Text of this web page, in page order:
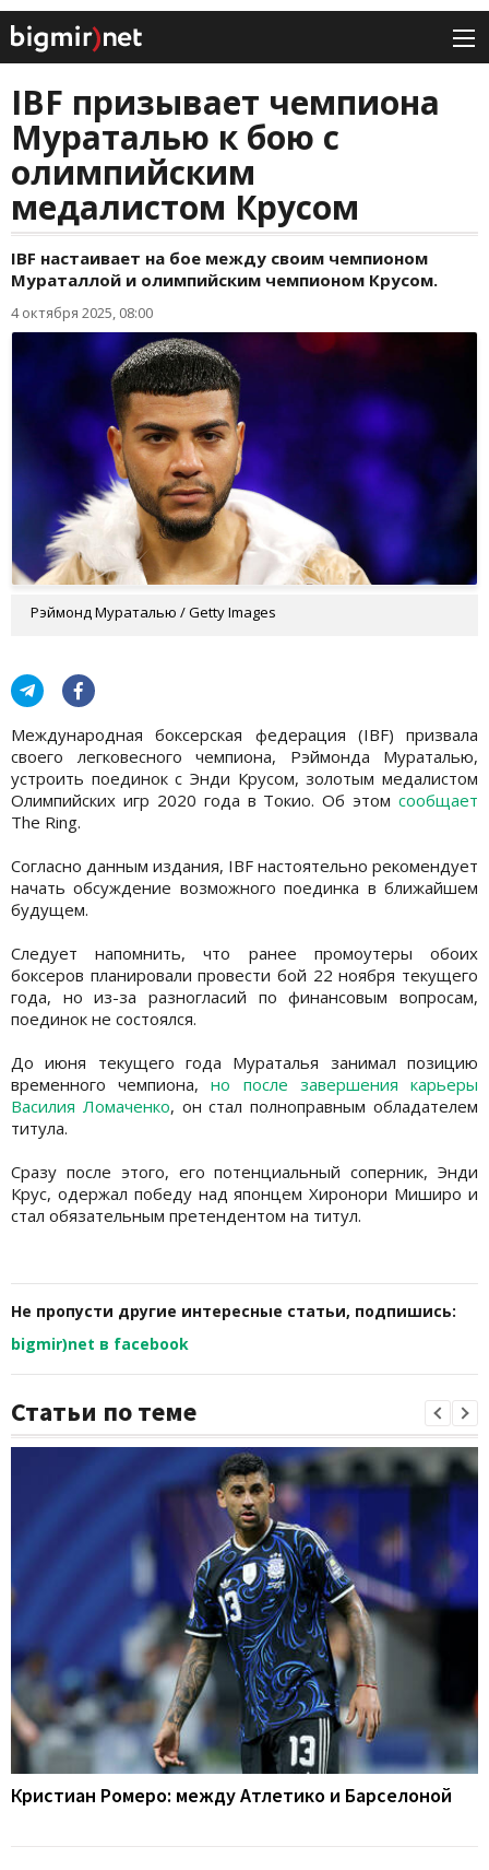
IBF призывает чемпиона
Мураталью к бою с
олимпийским
медалистом Крусом
IBF настаивает на бое между своим чемпионом
Мураталлой и олимпийским чемпионом Крусом.
4 октября 2025, 08:00
Рэймонд Мураталью / Getty Images
Международная боксерская федерация (IBF) призвала
своего легковесного чемпиона, Рэймонда Мураталью,
устроить поединок с Энди Крусом, золотым медалистом
Олимпийских игр 2020 года в Токио. Об этом сообщает
The Ring.
Согласно данным издания, IBF настоятельно рекомендует
начать обсуждение возможного поединка в ближайшем
будущем.
Следует напомнить, что ранее промоутеры обоих
боксеров планировали провести бой 22 ноября текущего
года, но из-за разногласий по финансовым вопросам,
поединок не состоялся.
До июня текущего года Мураталья занимал позицию
временного чемпиона,но после завершения карьеры
Василия Ломаченко, он стал полноправным обладателем
титула.
Сразу после этого, его потенциальный соперник, Энди
Крус, одержал победу над японцем Хиронори Миширо и
стал обязательным претендентом на титул.
Не пропусти другие интересные статьи, подпишись:
bigmir)net в facebook
Статьи по теме
Кристиан Ромеро: между Атлетико и Барселоной